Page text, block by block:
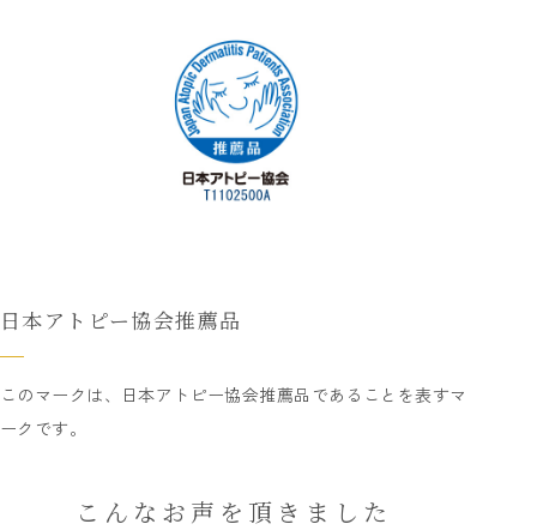
日本アトピー協会推薦品
このマークは、日本アトピー協会推薦品であることを表すマ
ークです。
こんなお声を頂きました